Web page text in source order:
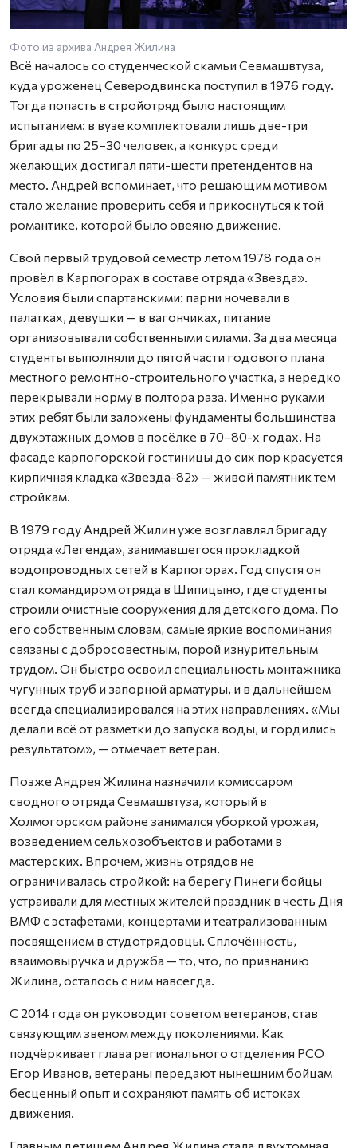
Фото из архива Андрея Жилина
Всё началось со студенческой скамьи Севмашвтуза,
куда уроженец Северодвинска поступил в 1976 году.
Тогда попасть в стройотряд было настоящим
испытанием: в вузе комплектовали лишь две-три
бригады по 25–30 человек, а конкурс среди
желающих достигал пяти-шести претендентов на
место. Андрей вспоминает, что решающим мотивом
стало желание проверить себя и прикоснуться к той
романтике, которой было овеяно движение.
Свой первый трудовой семестр летом 1978 года он
провёл в Карпогорах в составе отряда «Звезда».
Условия были спартанскими: парни ночевали в
палатках, девушки — в вагончиках, питание
организовывали собственными силами. За два месяца
студенты выполняли до пятой части годового плана
местного ремонтно-строительного участка, а нередко
перекрывали норму в полтора раза. Именно руками
этих ребят были заложены фундаменты большинства
двухэтажных домов в посёлке в 70–80-х годах. На
фасаде карпогорской гостиницы до сих пор красуется
кирпичная кладка «Звезда-82» — живой памятник тем
стройкам.
В 1979 году Андрей Жилин уже возглавлял бригаду
отряда «Легенда», занимавшегося прокладкой
водопроводных сетей в Карпогорах. Год спустя он
стал командиром отряда в Шипицыно, где студенты
строили очистные сооружения для детского дома. По
его собственным словам, самые яркие воспоминания
связаны с добросовестным, порой изнурительным
трудом. Он быстро освоил специальность монтажника
чугунных труб и запорной арматуры, и в дальнейшем
всегда специализировался на этих направлениях. «Мы
делали всё от разметки до запуска воды, и гордились
результатом», — отмечает ветеран.
Позже Андрея Жилина назначили комиссаром
сводного отряда Севмашвтуза, который в
Холмогорском районе занимался уборкой урожая,
возведением сельхозобъектов и работами в
мастерских. Впрочем, жизнь отрядов не
ограничивалась стройкой: на берегу Пинеги бойцы
устраивали для местных жителей праздник в честь Дня
ВМФ с эстафетами, концертами и театрализованным
посвящением в студотрядовцы. Сплочённость,
взаимовыручка и дружба — то, что, по признанию
Жилина, осталось с ним навсегда.
С 2014 года он руководит советом ветеранов, став
связующим звеном между поколениями. Как
подчёркивает глава регионального отделения РСО
Егор Иванов, ветераны передают нынешним бойцам
бесценный опыт и сохраняют память об истоках
движения.
Главным детищем Андрея Жилина стала двухтомная